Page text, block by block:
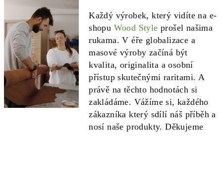
Každý výrobek, který vidíte na e-
shopu Wood Style prošel našima
rukama. V éře globalizace a
masové výroby začíná být
kvalita, originalita a osobní
přístup skutečnými raritami. A
právě na těchto hodnotách si
zakládáme. Vážíme si, každého
zákazníka který sdílí náš příběh a
nosí naše produkty. Děkujeme